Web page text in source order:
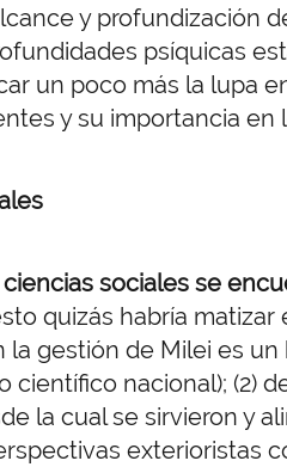
y profundización
psíquicas
un poco más la lupa
y su importancia en
sociales se
quizás habría
la gestión de Milei es
nacional); (2)
la cual se sirvieron y
exterioristas